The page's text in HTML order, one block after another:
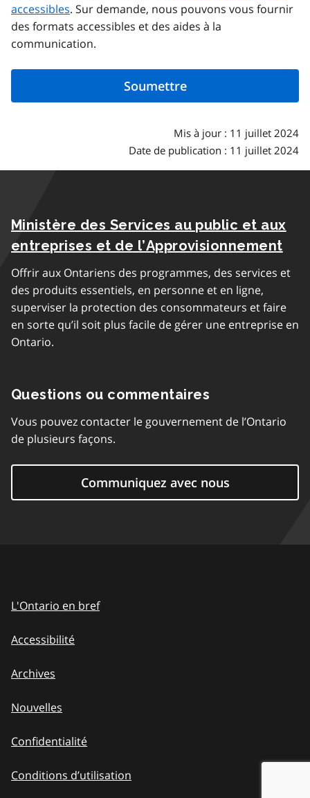
accessibles. Sur demande, nous pouvons vous fournir
des formats accessibles et des aides à la
communication.
Mis à jour : 11 juillet 2024
Date de publication : 11 juillet 2024
Ministère des Services au public et aux
entreprises et de l’Approvisionnement
Offrir aux Ontariens des programmes, des services et
des produits essentiels, en personne et en ligne,
superviser la protection des consommateurs et faire
en sorte qu’il soit plus facile de gérer une entreprise en
Ontario.
Questions ou commentaires
Vous pouvez contacter le gouvernement de l’Ontario
de plusieurs façons.
Communiquez avec nous
L'Ontario en bref
Accessibilité
Archives
Nouvelles
Confidentialité
Conditions d’utilisation